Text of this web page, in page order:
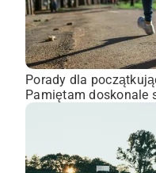
Porady dla
Pamiętam doskonale